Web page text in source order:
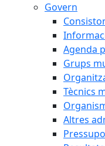
Govern
Agenda
Grups
Tècnics
Altres